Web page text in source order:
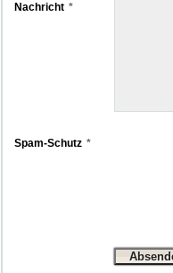
Nachricht
Spam-Schutz